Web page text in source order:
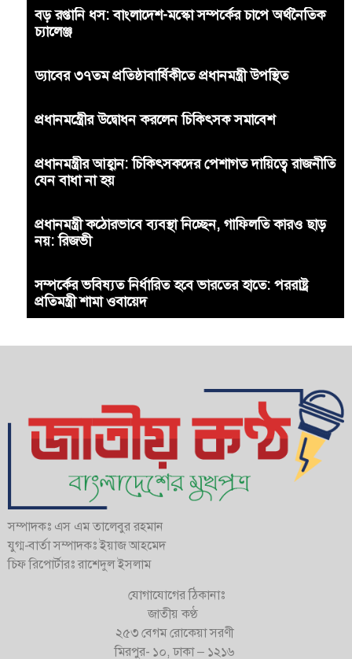
বড় রপ্তানি ধস: বাংলাদেশ-মস্কো সম্পর্কের চাপে অর্থনৈতিক
চ্যালেঞ্জ
ড্যাবের ৩৭তম প্রতিষ্ঠাবার্ষিকীতে প্রধানমন্ত্রী উপস্থিত
প্রধানমন্ত্রীের উদ্বোধন করলেন চিকিৎসক সমাবেশ
প্রধানমন্ত্রীর আহ্বান: চিকিৎসকদের পেশাগত দায়িত্বে রাজনীতি
যেন বাধা না হয়
প্রধানমন্ত্রী কঠোরভাবে ব্যবস্থা নিচ্ছেন, গাফিলতি কারও ছাড়
নয়: রিজভী
সম্পর্কের ভবিষ্যত নির্ধারিত হবে ভারতের হাতে: পররাষ্ট্র
প্রতিমন্ত্রী শামা ওবায়েদ
সম্পাদকঃ এস এম তালেবুর রহমান
যুগ্ম-বার্তা সম্পাদকঃ ইয়াজ আহমেদ
চিফ রিপোর্টারঃ রাশেদুল ইসলাম
যোগাযোগের ঠিকানাঃ
জাতীয় কণ্ঠ
২৫৩ বেগম রোকেয়া সরণী
মিরপুর- ১০, ঢাকা – ১২১৬